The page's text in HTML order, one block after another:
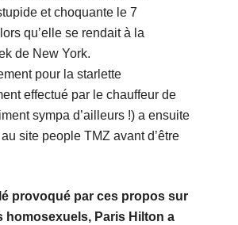
et choquante le 7
qu’elle se rendait à la
de New York.
pour la starlette
effectué par le chauffeur de
sympa d’ailleurs !) a ensuite
site people TMZ avant d’être
provoqué par ces propos sur
homosexuels, Paris Hilton a